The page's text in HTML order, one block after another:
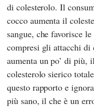
di colesterolo. Il
cocco aumenta il
sangue, che favorisce
compresi gli attacchi di
aumenta un po’ di
colesterolo sierico
questo rapporto e
più sano, il che è un